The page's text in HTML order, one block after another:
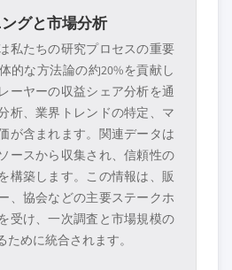
グと市場分析
私たちの研究プロセスの重要
的な方法論の約20%を貢献し
ーヤーの収益シェア分析を通
析、業界トレンドの特定、マ
が含まれます。関連データは
ースから収集され、信頼性の
構築します。この情報は、販
、協会などの主要ステークホ
受け、一次調査と市場規模の
めに統合されます。